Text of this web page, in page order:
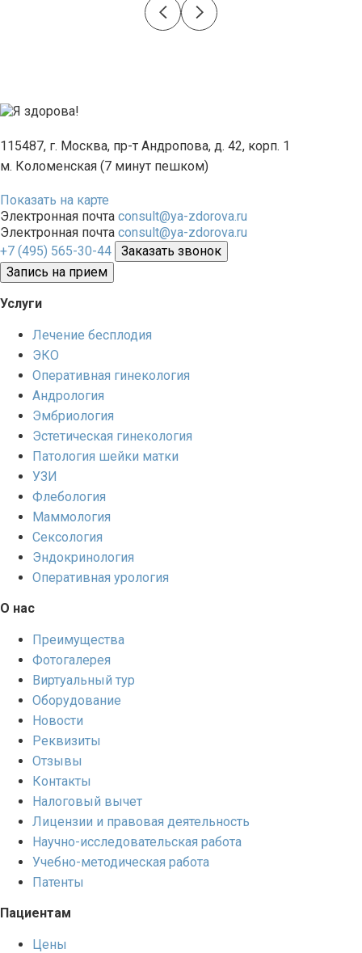
115487, г. Москва, пр-т Андропова, д. 42, корп. 1
м. Коломенская (7 минут пешком)
Показать на карте
Электронная почта consult@ya-zdorova.ru
Электронная почта consult@ya-zdorova.ru
+7 (495) 565-30-44
Заказать звонок
Запись на прием
Услуги
Лечение бесплодия
ЭКО
Оперативная гинекология
Андрология
Эмбриология
Эстетическая гинекология
Патология шейки матки
УЗИ
Флебология
Маммология
Сексология
Эндокринология
Оперативная урология
О нас
Преимущества
Фотогалерея
Виртуальный тур
Оборудование
Новости
Реквизиты
Отзывы
Контакты
Налоговый вычет
Лицензии и правовая деятельность
Научно-исследовательская работа
Учебно-методическая работа
Патенты
Пациентам
Цены